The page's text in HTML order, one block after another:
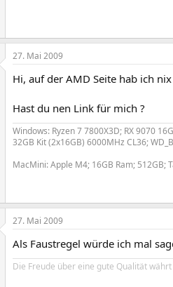
27. Mai 2009
Hi, auf der AMD Seite hab ich
Hast du nen Link für mich ?
Windows: Ryzen 7 7800X3D; RX 9070
32GB Kit (2x16GB) 6000MHz CL36;
MacMini: Apple M4; 16GB Ram; 512GB;
27. Mai 2009
Als Faustregel würde ich mal
Die Freude über eine gute Qualität